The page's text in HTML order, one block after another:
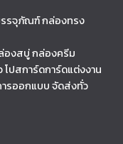
รจุภัณฑ์ กล่องทรง
องสบู่ กล่องครีม
โปสการ์ดการ์ดแต่งงาน
รออกแบบ จัดส่งทั่ว